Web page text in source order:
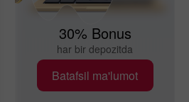
30% Bonus
har bir depozitda
Batafsil ma'lumot